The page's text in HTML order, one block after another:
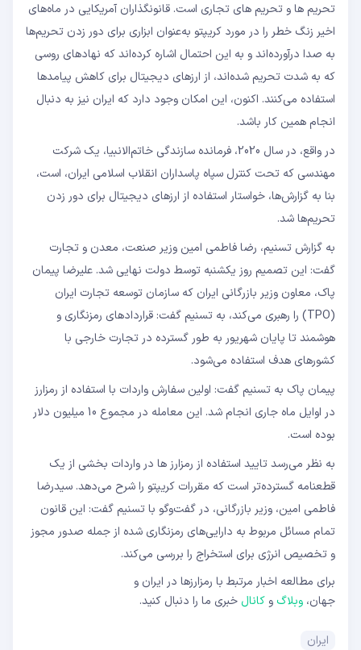
تحریم ها و تحریم های تجاری است. قانونگذاران آمریکایی در ماه‌های
اخیر زنگ خطر را در مورد کریپتو به‌عنوان ابزاری برای دور زدن تحریم‌ها
به صدا درآورده‌اند و به این احتمال اشاره کرده‌اند که نهادهای روسی
که به شدت تحریم شده‌اند، از ارزهای دیجیتال برای کاهش پیامدها
استفاده می‌کنند. اکنون، این امکان وجود دارد که ایران نیز به دنبال
انجام همین کار باشد.
در واقع، در سال 2020، فرمانده سازندگی خاتم‌الانبیا، یک شرکت
مهندسی که تحت کنترل سپاه پاسداران انقلاب اسلامی ایران، است،
بنا به گزارش‌ها، خواستار استفاده از ارزهای دیجیتال برای دور زدن
تحریم‌ها شد.
به گزارش تسنیم، رضا فاطمی امین وزیر صنعت، معدن و تجارت
گفت: این تصمیم روز یکشنبه توسط دولت نهایی شد. علیرضا پیمان
پاک، معاون وزیر بازرگانی ایران که سازمان توسعه تجارت ایران
(TPO) را رهبری می‌کند، به تسنیم گفت: قراردادهای رمزنگاری و
هوشمند تا پایان شهریور به طور گسترده در تجارت خارجی با
کشورهای هدف استفاده می‌شود.
پیمان پاک به تسنیم گفت: اولین سفارش واردات با استفاده از رمزارز
در اوایل ماه جاری انجام شد. این معامله در مجموع 10 میلیون دلار
بوده است.
به نظر می‌رسد تایید استفاده از رمزارز ها در واردات بخشی از یک
قطعنامه گسترده‌تر است که مقررات کریپتو را شرح می‌دهد. سیدرضا
فاطمی امین، وزیر بازرگانی، در گفت‌وگو با تسنیم گفت: این قانون
تمام مسائل مربوط به دارایی‌های رمزنگاری شده از جمله صدور مجوز
و تخصیص انرژی برای استخراج را بررسی می‌کند.
برای مطالعه اخبار مرتبط با رمزارزها در ایران و
جهان، وبلاگ و کانال خبری ما را دنبال کنید.
ایران